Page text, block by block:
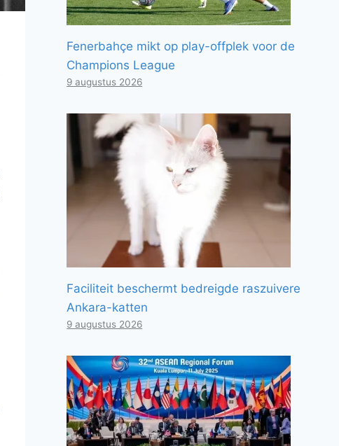
Fenerbahçe mikt op play-offplek voor de
Champions League
9 augustus 2026
Faciliteit beschermt bedreigde raszuivere
Ankara-katten
9 augustus 2026